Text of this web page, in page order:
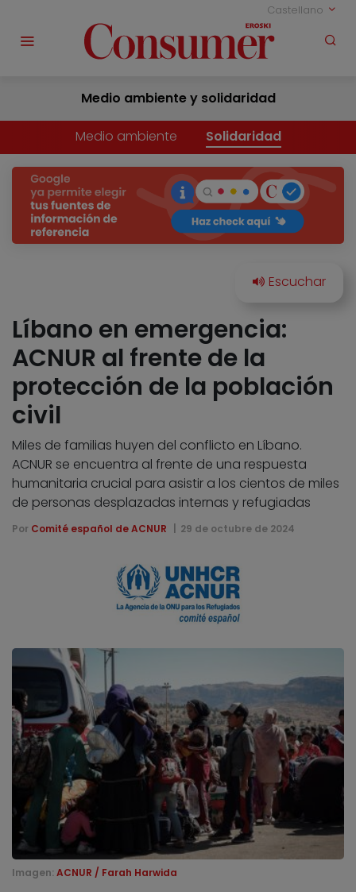
Castellano
Medio ambiente y solidaridad
Medio ambiente Solidaridad
Líbano en emergencia:
ACNUR al frente de la
protección de la población
civil
Miles de familias huyen del conflicto en Líbano.
ACNUR se encuentra al frente de una respuesta
humanitaria crucial para asistir a los cientos de miles
de personas desplazadas internas y refugiadas
Por Comité español de ACNUR 29 de octubre de 2024
Imagen: ACNUR / Farah Harwida